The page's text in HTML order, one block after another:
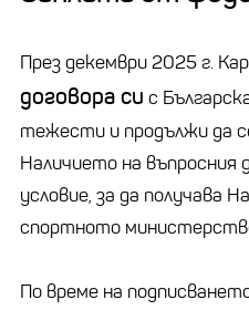
През декември 2025 г.
договора си с
тежести и продължи да
Наличието на въпросния
условие, за да получава
спортното
По време на